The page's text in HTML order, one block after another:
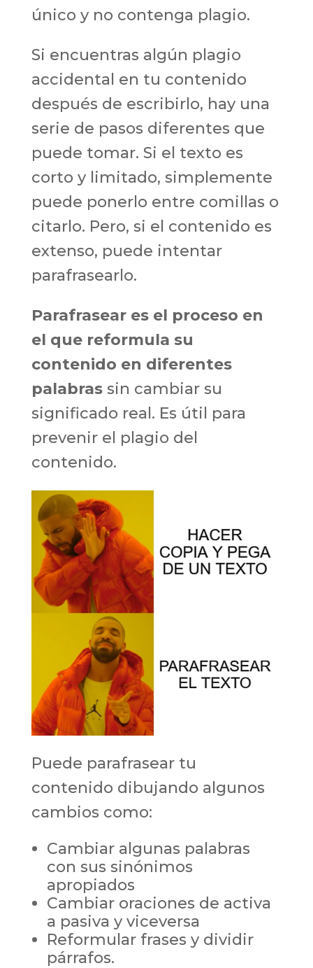
único y no contenga plagio.
Si encuentras algún plagio
accidental en tu contenido
después de escribirlo, hay una
serie de pasos diferentes que
puede tomar. Si el texto es
corto y limitado, simplemente
puede ponerlo entre comillas o
citarlo. Pero, si el contenido es
extenso, puede intentar
parafrasearlo.
Parafrasear es el proceso en
el que reformula su
contenido en diferentes
palabrassin cambiar su
significado real. Es útil para
prevenir el plagio del
contenido.
Puede parafrasear tu
contenido dibujando algunos
cambios como:
Cambiar algunas palabras
con sus sinónimos
apropiados
Cambiar oraciones de activa
a pasiva y viceversa
Reformular frases y dividir
párrafos.